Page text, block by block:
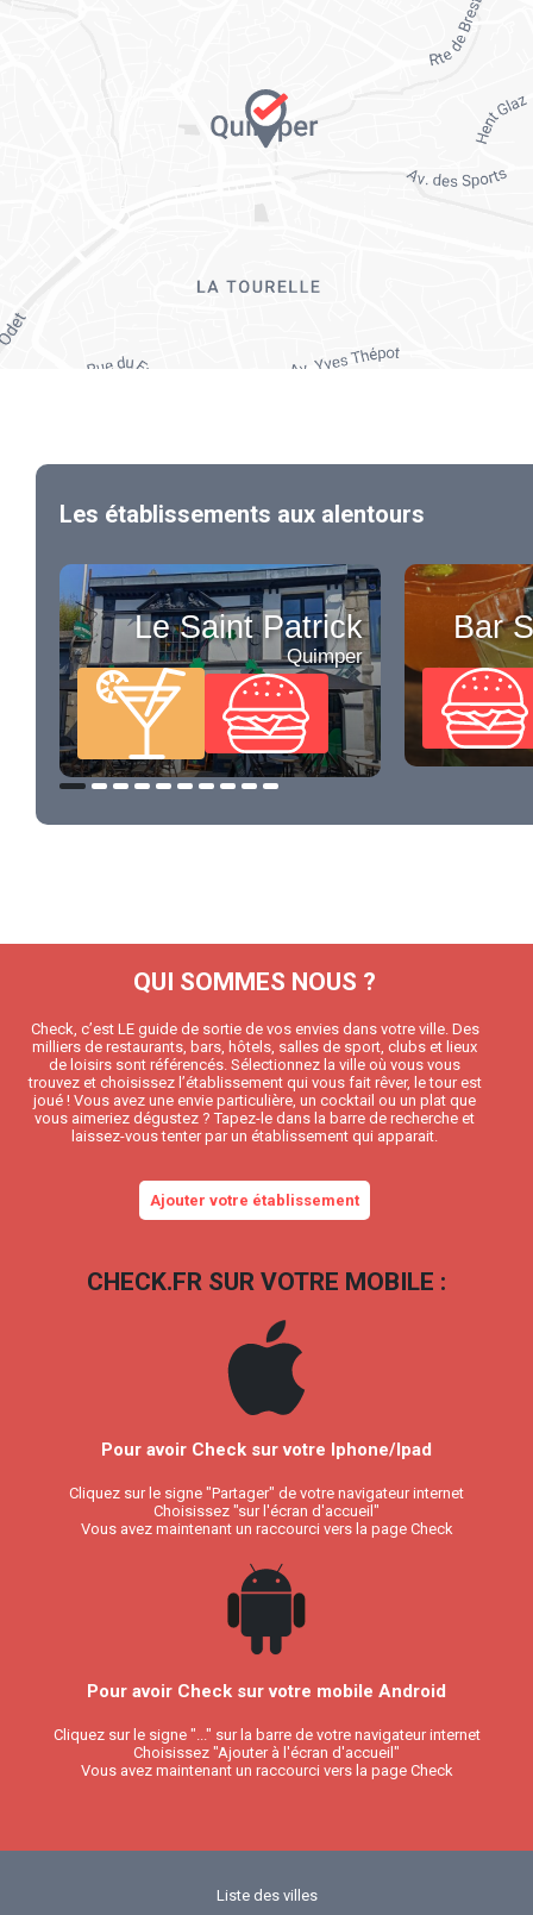
Les établissements aux alentours
Le Saint Patrick
Quimper
Bar
QUI SOMMES NOUS ?
Check, c’est LE guide de sortie de vos envies dans votre ville. Des
milliers de restaurants, bars, hôtels, salles de sport, clubs et lieux
de loisirs sont référencés. Sélectionnez la ville où vous vous
trouvez et choisissez l’établissement qui vous fait rêver, le tour est
joué ! Vous avez une envie particulière, un cocktail ou un plat que
vous aimeriez dégustez ? Tapez-le dans la barre de recherche et
laissez-vous tenter par un établissement qui apparait.
Ajouter votre établissement
CHECK.FR SUR VOTRE MOBILE :
Pour avoir Check sur votre Iphone/Ipad
Cliquez sur le signe "Partager" de votre navigateur internet
Choisissez "sur l'écran d'accueil"
Vous avez maintenant un raccourci vers la page Check
Pour avoir Check sur votre mobile Android
Cliquez sur le signe "..." sur la barre de votre navigateur internet
Choisissez "Ajouter à l'écran d'accueil"
Vous avez maintenant un raccourci vers la page Check
Liste des villes